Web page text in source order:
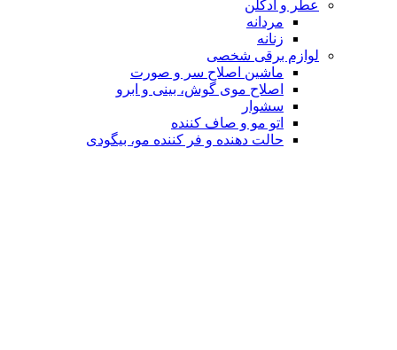
عطر و ادکلن
مردانه
زنانه
لوازم برقی شخصی
ماشین اصلاح سر و صورت
اصلاح موی گوش، بینی و ابرو
سشوار
اتو مو و صاف کننده
حالت دهنده و فر کننده مو، بیگودی